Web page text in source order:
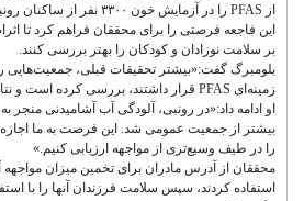
از PFAS را در آزمایش خون ۳۳۰۰ نفر از ساکنان رونبی نشان داد.
بر سلامت نوزادان و کودکان را بهتر بررسی کنند.
بلومبرگ گفت:«بیشتر تحقیقات قبلی،
زمینه‌ای PFAS قرار داشتند، بررسی کرده است و نتایج قطعی نبود.»
او ادامه داد:«در رونبی، آلودگی آب آشامیدنی منجر
بیشتر از جمعیت عمومی شد. این فرصت به ما اجازه
را در طیف وسیع‌تری از مواجهه ارزیابی کنیم.»
استفاده کردند، سپس سلامت فرزندان آنها را با